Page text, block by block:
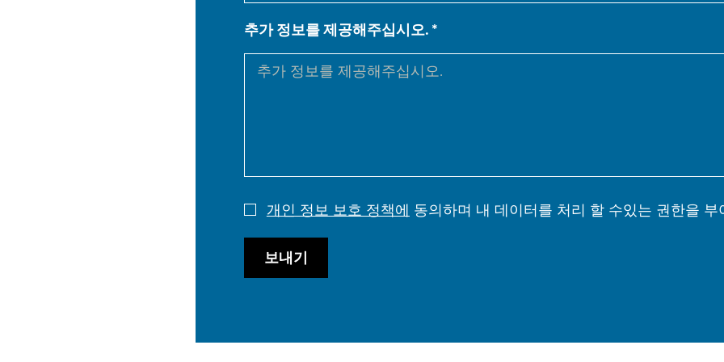
추가 정보를 제공해주십시오.
개인 정보 보호 정책에 동의하며 내 데이터를 처리 할 수있는 권한을 부
보내기
DE IT ES